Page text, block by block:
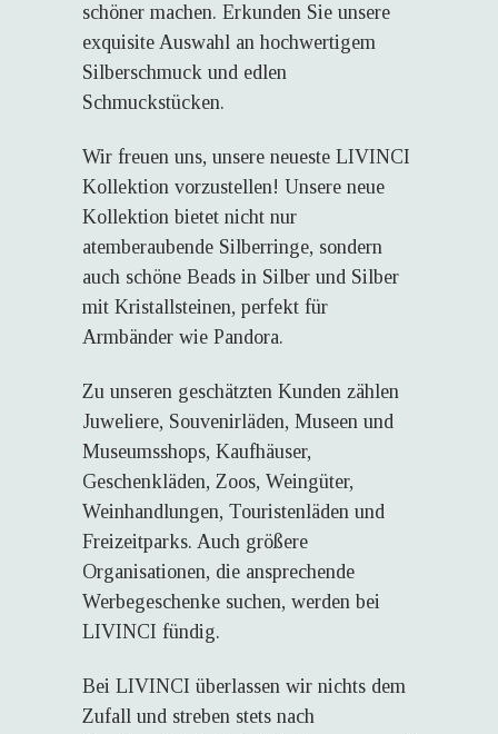
schöner machen. Erkunden Sie unsere
exquisite Auswahl an hochwertigem
Silberschmuck und edlen
Schmuckstücken.
Wir freuen uns, unsere neueste LIVINCI
Kollektion vorzustellen! Unsere neue
Kollektion bietet nicht nur
atemberaubende Silberringe, sondern
auch schöne Beads in Silber und Silber
mit Kristallsteinen, perfekt für
Armbänder wie Pandora.
Zu unseren geschätzten Kunden zählen
Juweliere, Souvenirläden, Museen und
Museumsshops, Kaufhäuser,
Geschenkläden, Zoos, Weingüter,
Weinhandlungen, Touristenläden und
Freizeitparks. Auch größere
Organisationen, die ansprechende
Werbegeschenke suchen, werden bei
LIVINCI fündig.
Bei LIVINCI überlassen wir nichts dem
Zufall und streben stets nach